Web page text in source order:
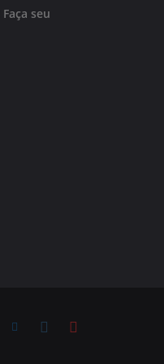
Faça seu